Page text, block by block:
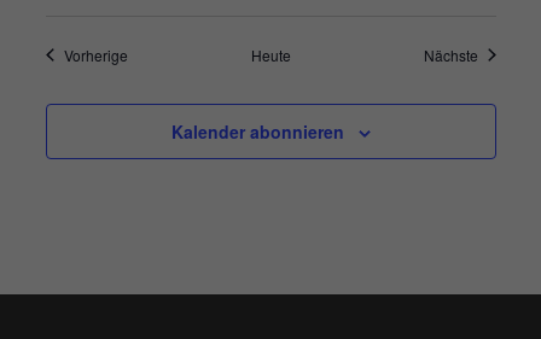
VorherigeVeranstaltungen Heute Nächste
Kalender abonnieren